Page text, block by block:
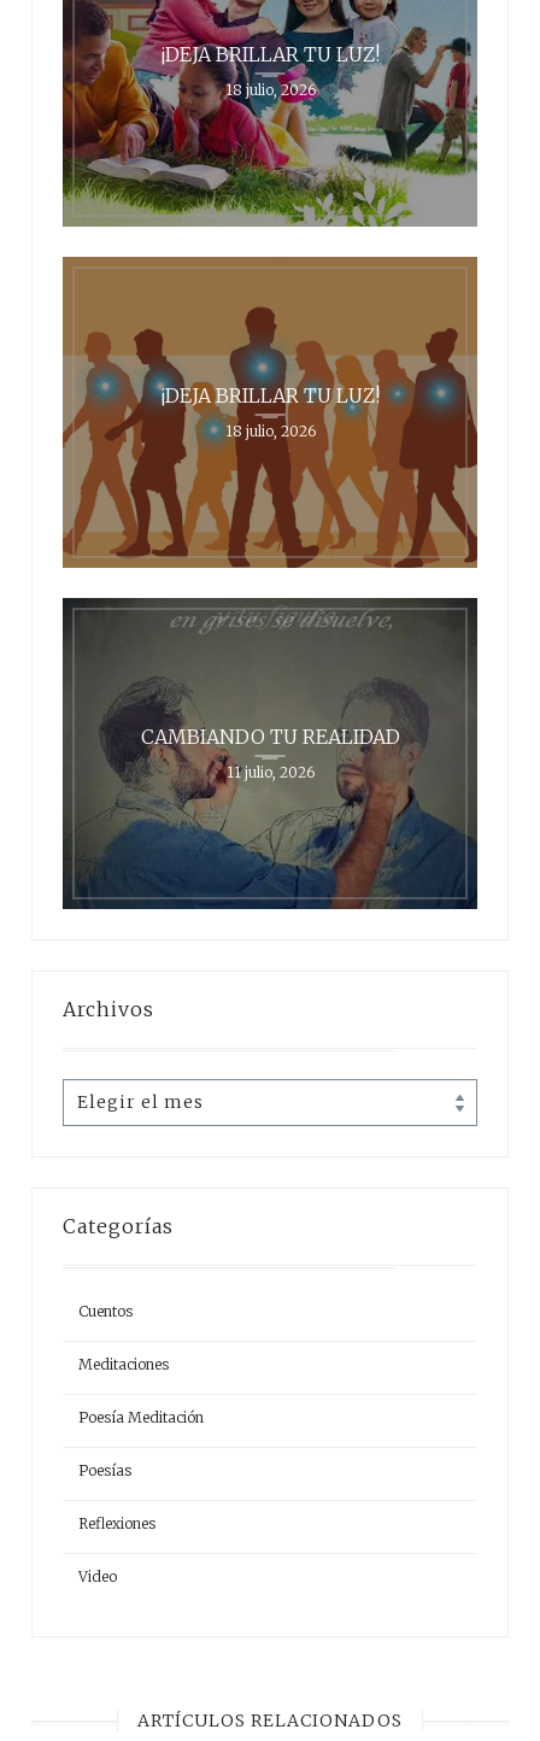
¡DEJA BRILLAR TU LUZ!
18 julio, 2026
¡DEJA BRILLAR TU LUZ!
18 julio, 2026
CAMBIANDO TU REALIDAD
11 julio, 2026
Archivos
Archivos
Categorías
Cuentos
Meditaciones
Poesía Meditación
Poesías
Reflexiones
Video
ARTÍCULOS RELACIONADOS